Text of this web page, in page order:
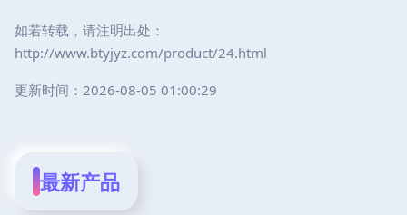
如若转载，请注明出处：
http://www.btyjyz.com/product/24.html
更新时间：2026-08-05 01:00:29
最新产品